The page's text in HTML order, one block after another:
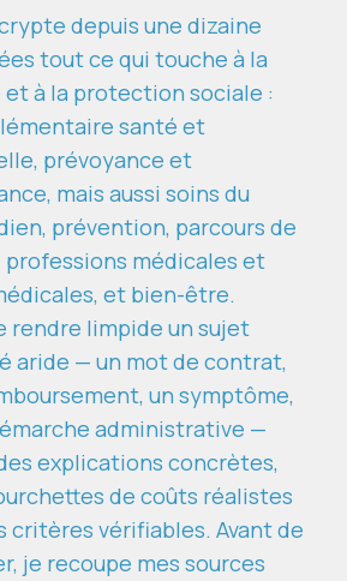
depuis une dizaine
tout ce qui touche à la
à la protection sociale :
santé et
prévoyance et
mais aussi soins du
prévention, parcours de
professions médicales et
et bien-être.
rendre limpide un sujet
aride — un mot de contrat,
un symptôme,
administrative —
explications concrètes,
de coûts réalistes
critères vérifiables. Avant de
je recoupe mes sources